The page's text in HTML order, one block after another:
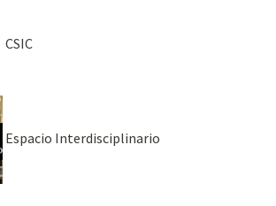
CSIC
Espacio Interdisciplinario